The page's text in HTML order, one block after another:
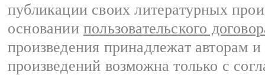
публикации своих литературных
основании пользовательского
произведения принадлежат авторам
произведений возможна только с